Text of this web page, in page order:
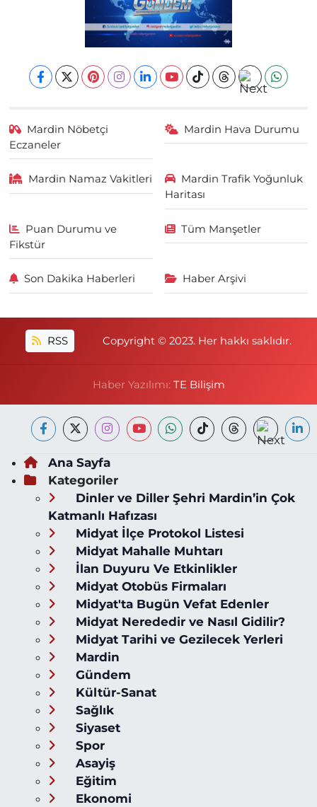
Mardin Nöbetçi
Eczaneler
Mardin Hava Durumu
Mardin Namaz Vakitleri
Mardin Trafik Yoğunluk
Haritası
Puan Durumu ve
Fikstür
Tüm Manşetler
Son Dakika Haberleri Haber Arşivi
RSS Copyright © 2023. Her hakkı saklıdır.
Haber Yazılımı: TE Bilişim
Ana Sayfa
Kategoriler
Dinler ve Diller Şehri Mardin’in Çok
Katmanlı Hafızası
Midyat İlçe Protokol Listesi
Midyat Mahalle Muhtarı
İlan Duyuru Ve Etkinlikler
Midyat Otobüs Firmaları
Midyat'ta Bugün Vefat Edenler
Midyat Nerededir ve Nasıl Gidilir?
Midyat Tarihi ve Gezilecek Yerleri
Mardin
Gündem
Kültür-Sanat
Sağlık
Siyaset
Spor
Asayiş
Eğitim
Ekonomi